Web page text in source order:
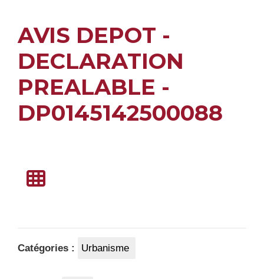
AVIS DEPOT -
DECLARATION
PREALABLE -
DP0145142500088
Catégories : Urbanisme